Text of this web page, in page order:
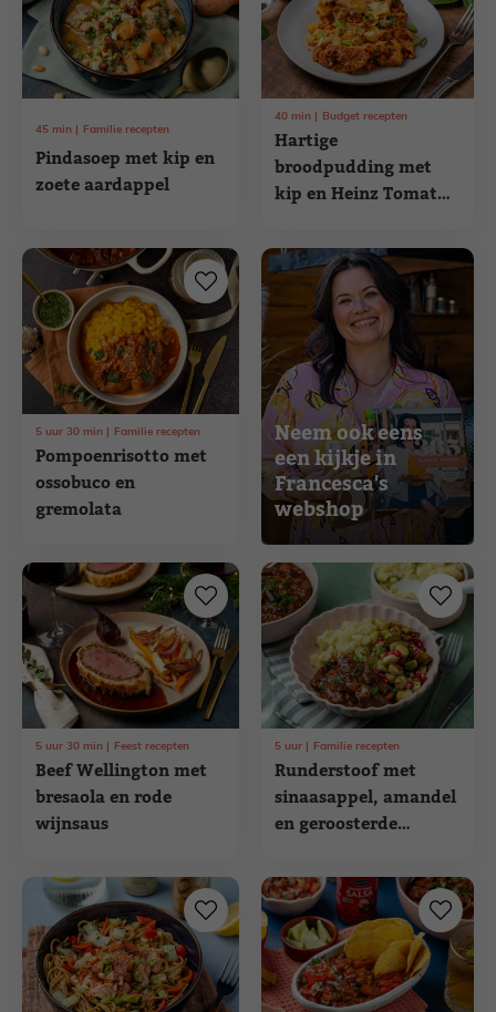
Pindasoep met kip en
zoete aardappel
45 min Familie recepten
Hartige
broodpudding met
kip en Heinz Tomato
40 min Budget recepten
Pompoenrisotto met
ossobuco en
gremolata
5 uur 30 min Familie recepten
Neem ook eens
een kijkje in
Francesca's
webshop
Beef Wellington met
bresaola en rode
wijnsaus
5 uur 30 min Feest recepten
Runderstoof met
sinaasappel, amandel
en geroosterde
5 uur Familie recepten